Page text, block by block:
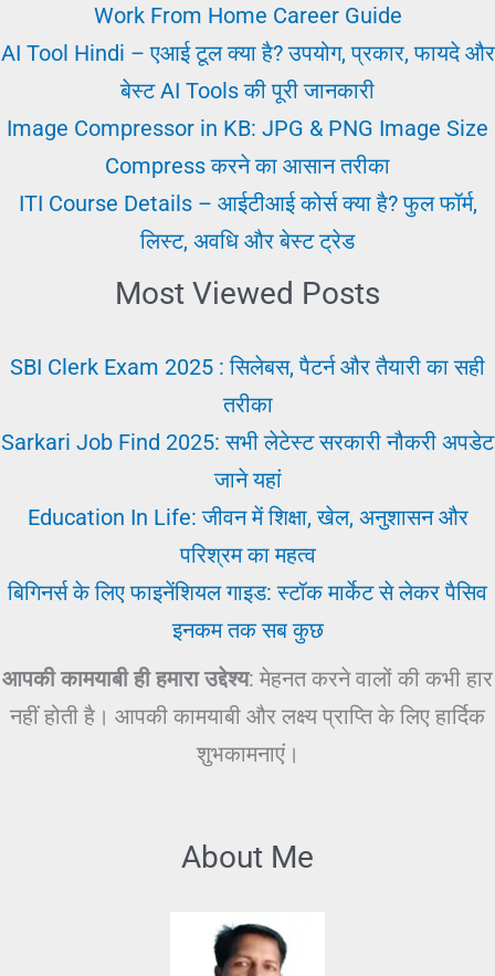
आने
संकेत
Work From Home Career Guide
AI Tool Hindi – एआई टूल क्या है? उपयोग, प्रकार, फायदे और
बेस्ट AI Tools की पूरी जानकारी
Image Compressor in KB: JPG & PNG Image Size
Compress करने का आसान तरीका
ITI Course Details – आईटीआई कोर्स क्या है? फुल फॉर्म,
लिस्ट, अवधि और बेस्ट ट्रेड
Most Viewed Posts
SBI Clerk Exam 2025 : सिलेबस, पैटर्न और तैयारी का सही
तरीका
Sarkari Job Find 2025: सभी लेटेस्ट सरकारी नौकरी अपडेट
जाने यहां
Education In Life: जीवन में शिक्षा, खेल, अनुशासन और
परिश्रम का महत्व
बिगिनर्स के लिए फाइनेंशियल गाइड: स्टॉक मार्केट से लेकर पैसिव
इनकम तक सब कुछ
आपकी कामयाबी ही हमारा उद्देश्य: मेहनत करने वालों की कभी हार
नहीं होती है। आपकी कामयाबी और लक्ष्य प्राप्ति के लिए हार्दिक
शुभकामनाएं।
About Me